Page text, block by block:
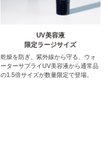
UV美容液
限定ラージサイズ
乾燥を防ぎ、紫外線から守る、ウォ
ーターサプライUV美容液から通常品
の1.5倍サイズが数量限定で登場。